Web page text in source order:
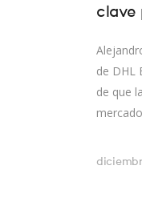
clave
de DHL
de que